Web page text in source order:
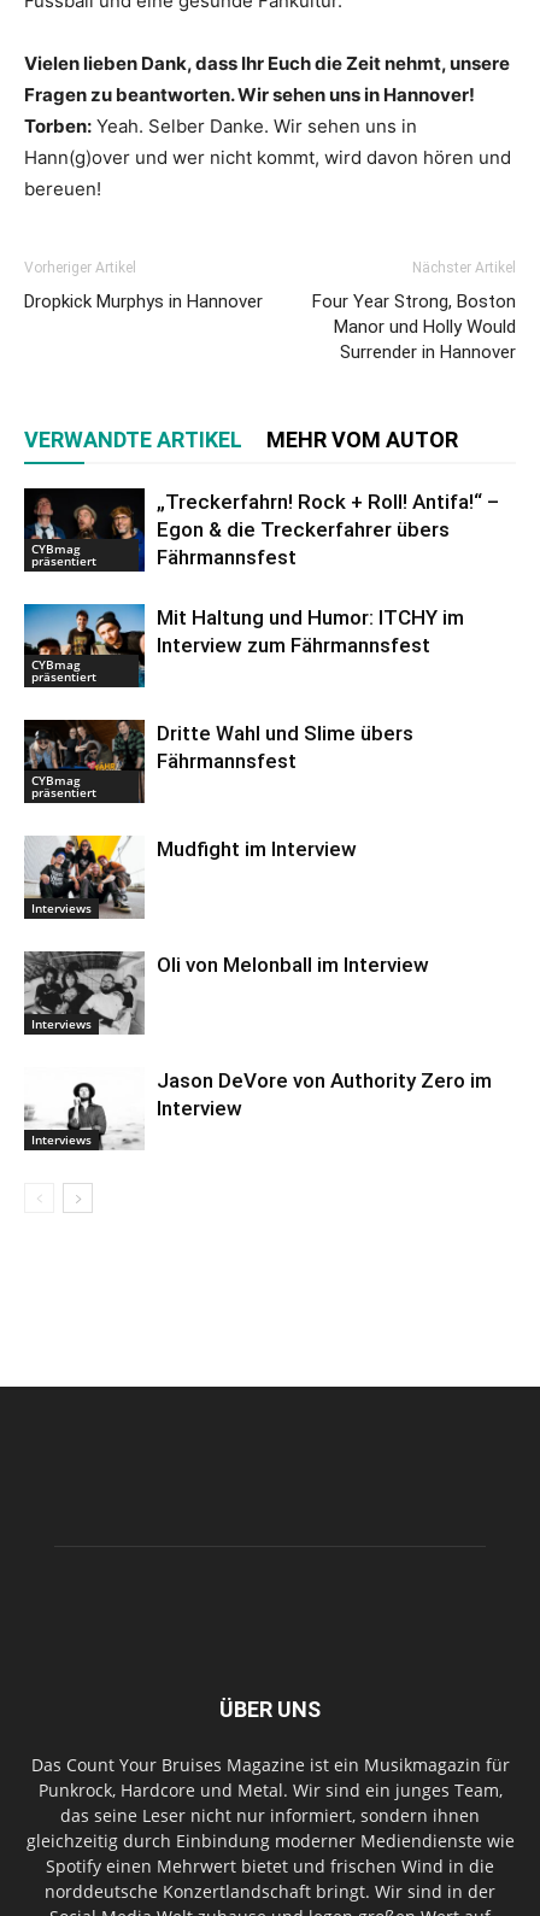
Vielen lieben Dank, dass Ihr Euch die Zeit nehmt, unsere
Fragen zu beantworten. Wir sehen uns in Hannover!
Torben: Yeah. Selber Danke. Wir sehen uns in
Hann(g)over und wer nicht kommt, wird davon hören und
bereuen!
Vorheriger Artikel
Dropkick Murphys in Hannover
Nächster Artikel
Four Year Strong, Boston
Manor und Holly Would
Surrender in Hannover
VERWANDTE ARTIKEL MEHR VOM AUTOR
CYBmag
präsentiert
„Treckerfahrn! Rock + Roll! Antifa!“ –
Egon & die Treckerfahrer übers
Fährmannsfest
CYBmag
präsentiert
Mit Haltung und Humor: ITCHY im
Interview zum Fährmannsfest
CYBmag
präsentiert
Dritte Wahl und Slime übers
Fährmannsfest
Interviews
Mudfight im Interview
Interviews
Oli von Melonball im Interview
Interviews
Jason DeVore von Authority Zero im
Interview
ÜBER UNS
Das Count Your Bruises Magazine ist ein Musikmagazin für
Punkrock, Hardcore und Metal. Wir sind ein junges Team,
das seine Leser nicht nur informiert, sondern ihnen
gleichzeitig durch Einbindung moderner Mediendienste wie
Spotify einen Mehrwert bietet und frischen Wind in die
norddeutsche Konzertlandschaft bringt. Wir sind in der